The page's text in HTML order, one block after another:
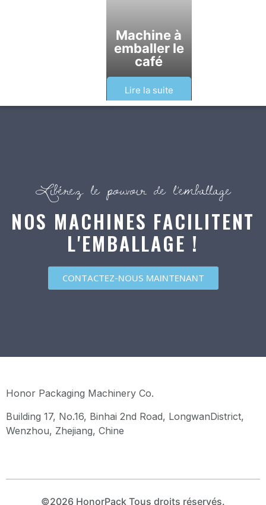
Machine à
emballer le
café
Lire la suite
Libérez le pouvoir de l’emballage
NOS MACHINES FACILITENT
L'EMBALLAGE !
CONTACTEZ-NOUS MAINTENANT
Honor Packaging Machinery Co.
Building 17, No.16, Binhai 2nd Road, LongwanDistrict,
Wenzhou, Zhejiang, Chine
©2026 HonorPack Tous droits réservés.